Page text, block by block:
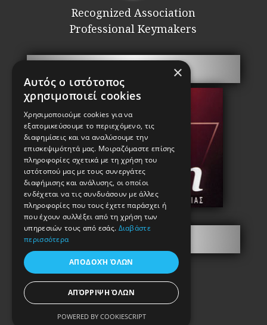
Recognized Association
Professional Keymakers
×
Αυτός ο ιστότοπος
χρησιμοποιεί cookies
Χρησιμοποιούμε cookies για να
εξατομικεύσουμε το περιεχόμενο, τις
διαφημίσεις και να αναλύσουμε την
επισκεψιμότητά μας. Μοιραζόμαστε επίσης
πληροφορίες σχετικά με τη χρήση του
ιστότοπού μας με τους συνεργάτες
διαφήμισης και ανάλυσης, οι οποίοι
ενδέχεται να τις συνδυάσουν με άλλες
πληροφορίες που τους έχετε παράσχει ή
που έχουν συλλέξει από τη χρήση των
υπηρεσιών τους από εσάς. Διαβάστε
περισσότερα
ΑΠΟΔΟΧΉ ΌΛΩΝ
ΑΠΌΡΡΙΨΗ ΌΛΩΝ
POWERED BY COOKIESCRIPT